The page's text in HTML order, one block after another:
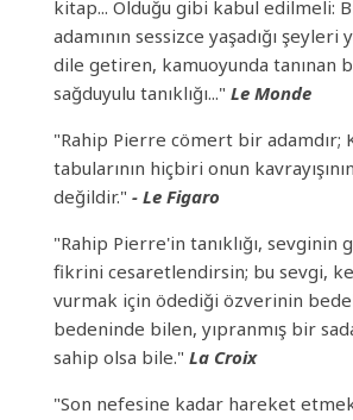
kitap... Olduğu gibi kabul edilmeli:
adamının sessizce yaşadığı şeyleri
dile getiren, kamuoyunda tanınan
sağduyulu tanıklığı..." Le Monde
"Rahip Pierre cömert bir adamdır;
tabularının hiçbiri onun
değildir." - Le Figaro
"Rahip Pierre'in tanıklığı, sevginin
fikrini cesaretlendirsin; bu sevgi,
vurmak için ödediği özverinin
bedeninde bilen, yıpranmış bir
sahip olsa bile." La Croix
"Son nefesine kadar hareket etmek.